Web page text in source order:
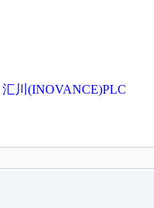
汇川(INOVANCE)PLC